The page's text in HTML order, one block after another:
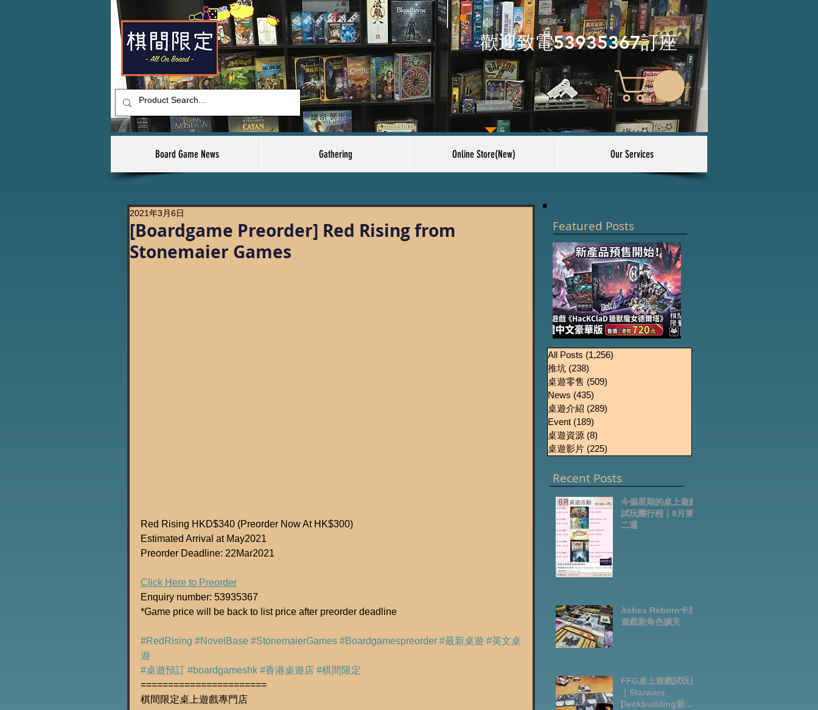
​歡迎致電53935367訂座
Board Game News Gathering Online Store(New) Our Services
[Boardgame Preorder] Red Rising from
Stonemaier Games
2021年3月6日
Red Rising HKD$340 (Preorder Now At HK$300)
Estimated Arrival at May2021
Preorder Deadline: 22Mar2021
Click Here to Preorder
Enquiry number: 53935367
*Game price will be back to list price after preorder deadline
#RedRising #NovelBase #StonemaierGames #Boardgamespreorder #最新桌遊 #英文桌
遊
#桌遊預訂 #boardgameshk #香港桌遊店 #棋間限定
=======================
棋間限定桌上遊戲專門店
Featured Posts
《HacKClaD獵獸魔女
德爾塔》繁體中文豪
華版開放預售
All Posts (1,256)
推坑 (238)
桌遊零售 (509)
News (435)
桌遊介紹 (289)
Event (189)
桌遊資源 (8)
桌遊影片 (225)
Recent Posts
今個星期的桌上遊戲
試玩團行程｜8月第
二週
Ashes Reborn卡牌
遊戲新角色擴充
FFG桌上遊戲試玩日
｜Starwars
Deckbuilding新擴